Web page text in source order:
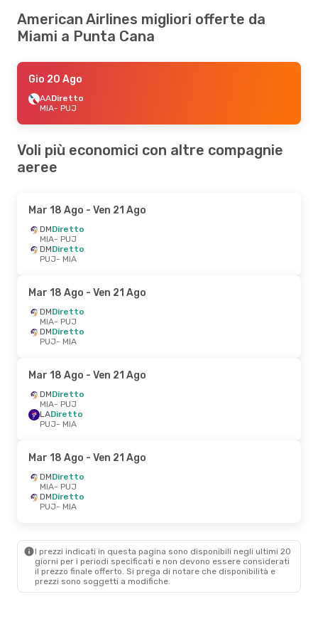
American Airlines migliori offerte da
Miami a Punta Cana
Gio 20 Ago
AADiretto
MIA- PUJ
Voli più economici con altre compagnie
aeree
Mar 18 Ago - Ven 21 Ago
DMDiretto
MIA- PUJ
DMDiretto
PUJ- MIA
Mar 18 Ago - Ven 21 Ago
DMDiretto
MIA- PUJ
DMDiretto
PUJ- MIA
Mar 18 Ago - Ven 21 Ago
DMDiretto
MIA- PUJ
LADiretto
PUJ- MIA
Mar 18 Ago - Ven 21 Ago
DMDiretto
MIA- PUJ
DMDiretto
PUJ- MIA
I prezzi indicati in questa pagina sono disponibili negli ultimi 20
giorni per i periodi specificati e non devono essere considerati
il ​​prezzo finale offerto. Si prega di notare che disponibilità e
prezzi sono soggetti a modifiche.